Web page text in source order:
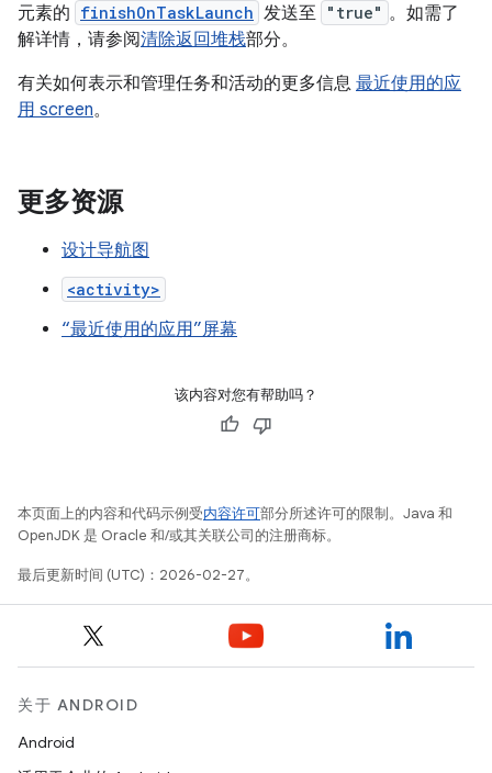
元素的 finishOnTaskLaunch 发送至 "true" 。如需了
解详情，请参阅清除返回堆栈部分。
有关如何表示和管理任务和活动的更多信息 最近使用的应
用 screen。
更多资源
设计导航图
<activity>
“最近使用的应用”屏幕
该内容对您有帮助吗？
本页面上的内容和代码示例受内容许可部分所述许可的限制。Java 和
OpenJDK 是 Oracle 和/或其关联公司的注册商标。
最后更新时间 (UTC)：2026-02-27。
关于 ANDROID
Android